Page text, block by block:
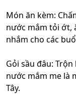
Món ăn kèm:
nước mắm tỏi ớt,
nhắm cho các
Gỏi sầu đâu:
nước mắm me là
Tây.